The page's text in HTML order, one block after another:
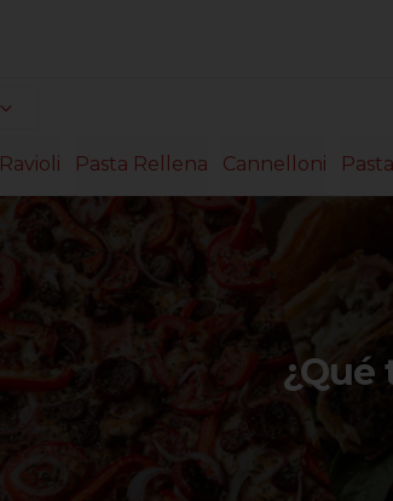
Ravioli Pasta Rellena Cannelloni
¿Qué